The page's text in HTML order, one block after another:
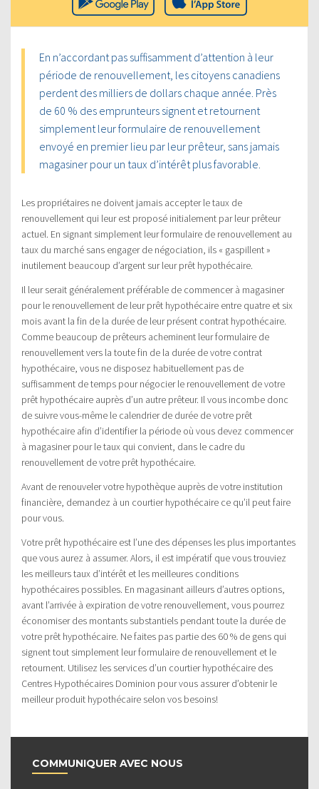
En n’accordant pas suffisamment d’attention à leur
période de renouvellement, les citoyens canadiens
perdent des milliers de dollars chaque année. Près
de 60 % des emprunteurs signent et retournent
simplement leur formulaire de renouvellement
envoyé en premier lieu par leur prêteur, sans jamais
magasiner pour un taux d’intérêt plus favorable.
Les propriétaires ne doivent jamais accepter le taux de
renouvellement qui leur est proposé initialement par leur prêteur
actuel. En signant simplement leur formulaire de renouvellement au
taux du marché sans engager de négociation, ils « gaspillent »
inutilement beaucoup d’argent sur leur prêt hypothécaire.
Il leur serait généralement préférable de commencer à magasiner
pour le renouvellement de leur prêt hypothécaire entre quatre et six
mois avant la fin de la durée de leur présent contrat hypothécaire.
Comme beaucoup de prêteurs acheminent leur formulaire de
renouvellement vers la toute fin de la durée de votre contrat
hypothécaire, vous ne disposez habituellement pas de
suffisamment de temps pour négocier le renouvellement de votre
prêt hypothécaire auprès d’un autre prêteur. Il vous incombe donc
de suivre vous-même le calendrier de durée de votre prêt
hypothécaire afin d’identifier la période où vous devez commencer
à magasiner pour le taux qui convient, dans le cadre du
renouvellement de votre prêt hypothécaire.
Avant de renouveler votre hypothèque auprès de votre institution
financière, demandez à un courtier hypothécaire ce qu’il peut faire
pour vous.
Votre prêt hypothécaire est l’une des dépenses les plus importantes
que vous aurez à assumer. Alors, il est impératif que vous trouviez
les meilleurs taux d’intérêt et les meilleures conditions
hypothécaires possibles. En magasinant ailleurs d’autres options,
avant l’arrivée à expiration de votre renouvellement, vous pourrez
économiser des montants substantiels pendant toute la durée de
votre prêt hypothécaire. Ne faites pas partie des 60 % de gens qui
signent tout simplement leur formulaire de renouvellement et le
retournent. Utilisez les services d’un courtier hypothécaire des
Centres Hypothécaires Dominion pour vous assurer d’obtenir le
meilleur produit hypothécaire selon vos besoins!
COMMUNIQUER AVEC NOUS